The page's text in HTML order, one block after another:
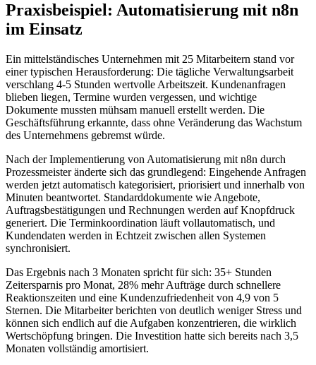
Praxisbeispiel: Automatisierung mit n8n
im Einsatz
Ein mittelständisches Unternehmen mit 25 Mitarbeitern stand vor
einer typischen Herausforderung: Die tägliche Verwaltungsarbeit
verschlang 4-5 Stunden wertvolle Arbeitszeit. Kundenanfragen
blieben liegen, Termine wurden vergessen, und wichtige
Dokumente mussten mühsam manuell erstellt werden. Die
Geschäftsführung erkannte, dass ohne Veränderung das Wachstum
des Unternehmens gebremst würde.
Nach der Implementierung von Automatisierung mit n8n durch
Prozessmeister änderte sich das grundlegend: Eingehende Anfragen
werden jetzt automatisch kategorisiert, priorisiert und innerhalb von
Minuten beantwortet. Standarddokumente wie Angebote,
Auftragsbestätigungen und Rechnungen werden auf Knopfdruck
generiert. Die Terminkoordination läuft vollautomatisch, und
Kundendaten werden in Echtzeit zwischen allen Systemen
synchronisiert.
Das Ergebnis nach 3 Monaten spricht für sich: 35+ Stunden
Zeitersparnis pro Monat, 28% mehr Aufträge durch schnellere
Reaktionszeiten und eine Kundenzufriedenheit von 4,9 von 5
Sternen. Die Mitarbeiter berichten von deutlich weniger Stress und
können sich endlich auf die Aufgaben konzentrieren, die wirklich
Wertschöpfung bringen. Die Investition hatte sich bereits nach 3,5
Monaten vollständig amortisiert.